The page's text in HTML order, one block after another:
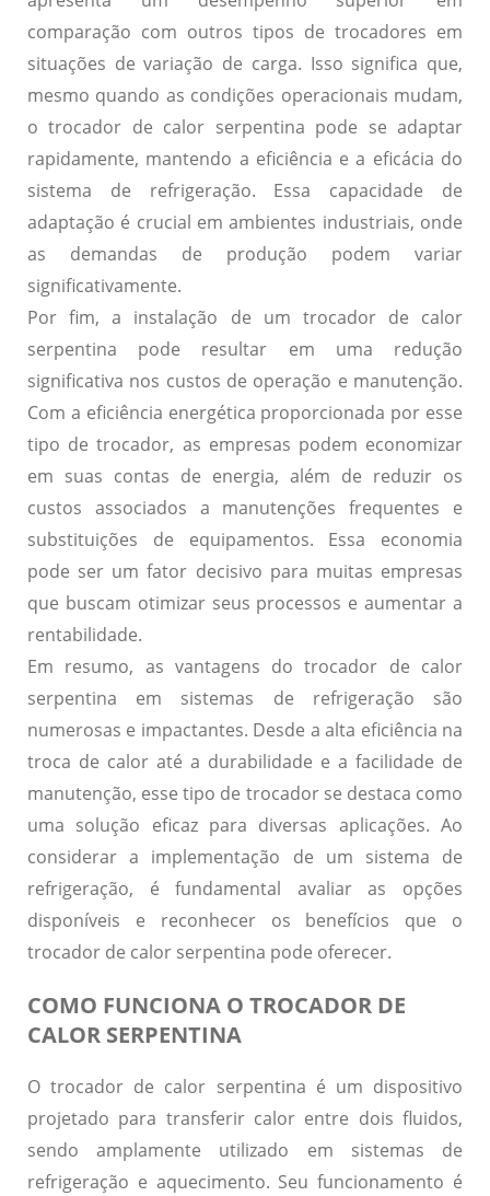
comparação com outros tipos de trocadores em
situações de variação de carga. Isso significa que,
mesmo quando as condições operacionais mudam,
o trocador de calor serpentina pode se adaptar
rapidamente, mantendo a eficiência e a eficácia do
sistema de refrigeração. Essa capacidade de
adaptação é crucial em ambientes industriais, onde
as demandas de produção podem variar
significativamente.
Por fim, a instalação de um trocador de calor
serpentina pode resultar em uma redução
significativa nos custos de operação e manutenção.
Com a eficiência energética proporcionada por esse
tipo de trocador, as empresas podem economizar
em suas contas de energia, além de reduzir os
custos associados a manutenções frequentes e
substituições de equipamentos. Essa economia
pode ser um fator decisivo para muitas empresas
que buscam otimizar seus processos e aumentar a
rentabilidade.
Em resumo, as vantagens do trocador de calor
serpentina em sistemas de refrigeração são
numerosas e impactantes. Desde a alta eficiência na
troca de calor até a durabilidade e a facilidade de
manutenção, esse tipo de trocador se destaca como
uma solução eficaz para diversas aplicações. Ao
considerar a implementação de um sistema de
refrigeração, é fundamental avaliar as opções
disponíveis e reconhecer os benefícios que o
trocador de calor serpentina pode oferecer.
COMO FUNCIONA O TROCADOR DE
CALOR SERPENTINA
O trocador de calor serpentina é um dispositivo
projetado para transferir calor entre dois fluidos,
sendo amplamente utilizado em sistemas de
refrigeração e aquecimento. Seu funcionamento é